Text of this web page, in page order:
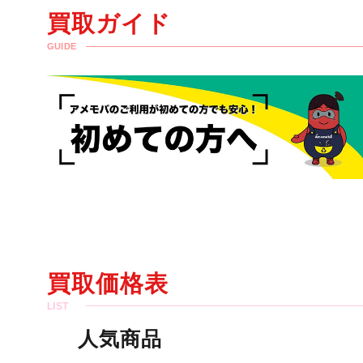
買取ガイド
GUIDE
買取価格表
人気商品